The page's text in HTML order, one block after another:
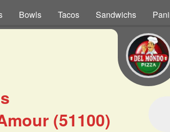
Bowls Tacos Sandwichs
(51100)